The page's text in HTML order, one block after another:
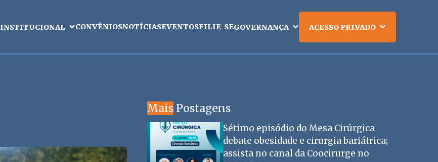
INSTITUCIONAL CONVÊNIOSNOTÍCIASEVENTOSFILIE-SEGOVERNANÇA ACESSO PRIVADO
Mais Postagens
Sétimo episódio do Mesa Cirúrgica
debate obesidade e cirurgia bariátrica;
assista no canal da Coocirurge no